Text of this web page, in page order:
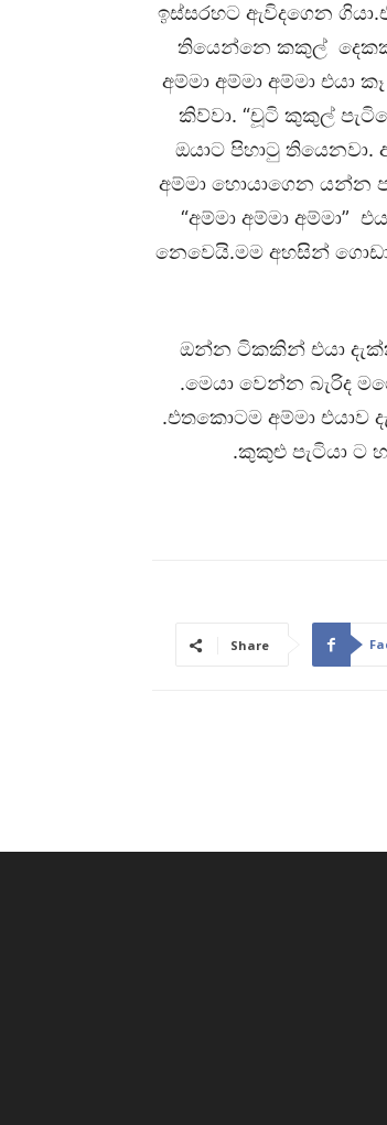
ඉස්සරහට ඇවිදගෙන
තියෙන්නෙ කකුල් දෙකක්
අම්මා අම්මා අම්මා එයා
කිව්වා. “චූටි කුකුල්
ඔයාට පිහාටු
අම්මා හොයාගෙන යන්න
“අම්මා අම්මා අම්මා”
නෙවෙයි.මම අහසින්
ඔන්න ටිකකින් එයා
.මෙයා වෙන්න බැරිද
.එතකොටම අම්මා එයාව
.කුකුළු පැටියා ට
Share